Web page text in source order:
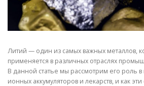
Литий — один из самых важных металлов,
применяется в различных отраслях
В данной статье мы рассмотрим его роль в
ионных аккумуляторов и лекарств, и как